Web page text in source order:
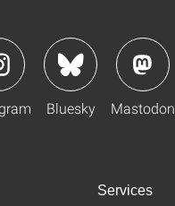
Bluesky Mastodon
Services